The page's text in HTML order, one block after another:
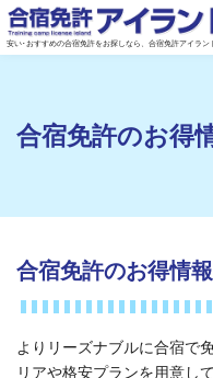
安い･おすすめの合宿免許をお探しなら、合宿免許アイラン
合宿免許のお得
合宿免許のお得情
よりリーズナブルに合宿で
リアや格安プランを用意し